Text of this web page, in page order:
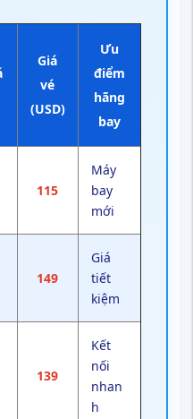
Giá
vé
(USD)
Ưu
điểm
hãng
bay
115
Máy
bay
mới
149
Giá
tiết
kiệm
139
Kết
nối
nhan
h